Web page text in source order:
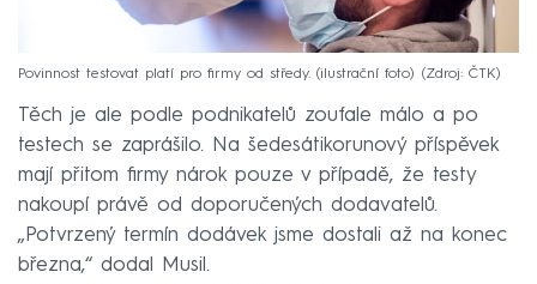
Povinnost testovat platí pro firmy od středy. (ilustrační foto) Zdroj: ČTK
Těch je ale podle podnikatelů zoufale málo a po
testech se zaprášilo. Na šedesátikorunový příspěvek
mají přitom firmy nárok pouze v případě, že testy
nakoupí právě od doporučených dodavatelů.
„Potvrzený termín dodávek jsme dostali až na konec
března,“ dodal Musil.